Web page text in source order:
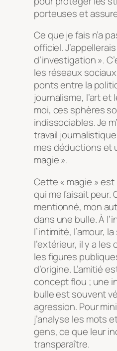
porteuses et
Ce que je fais n’a
officiel.
d’investigation ».
les réseaux
ponts entre la
journalisme, l’art et
moi, ces sphères
indissociables. Je
travail
mes déductions et
magie ».
Cette « magie »
qui me faisait peur.
mentionné, mon
dans une bulle. À
l’intimité, l’amour,
l’extérieur, il y a
les figures
d’origine. L’amitié
concept flou ; une
bulle est souvent
agression. Pour
j’analyse les mots
gens, ce que leur
transparaître.